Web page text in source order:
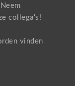
collega's!
vinden